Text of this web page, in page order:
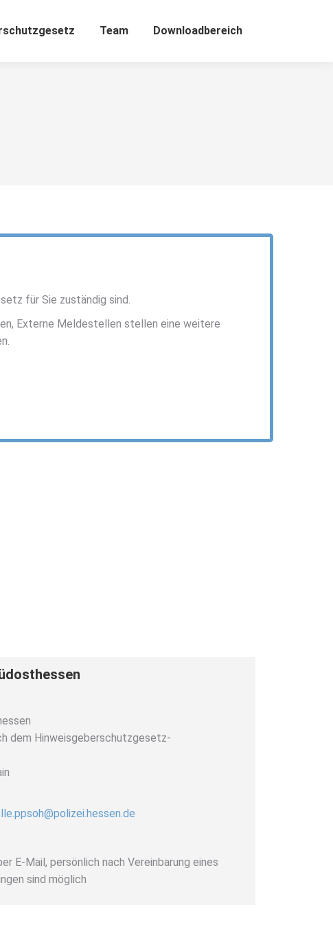
Team Downloadbereich
für Sie zuständig sind.
Externe Meldestellen stellen eine weitere
dem Hinweisgeberschutzgesetz-
E-Mail, persönlich nach Vereinbarung eines
sind möglich